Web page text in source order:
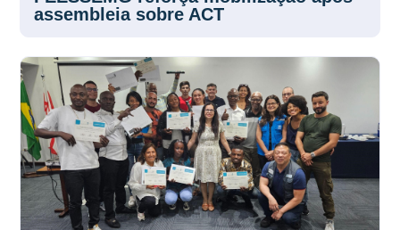
assembleia sobre ACT